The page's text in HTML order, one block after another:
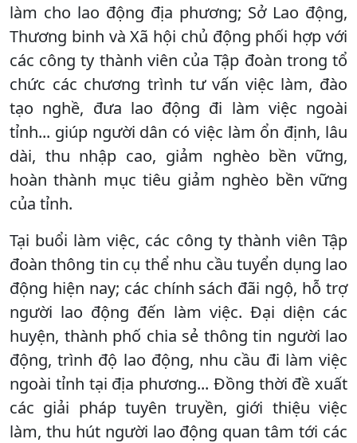
làm cho lao động địa phương; Sở Lao động,
Thương binh và Xã hội chủ động phối hợp với
các công ty thành viên của Tập đoàn trong tổ
chức các chương trình tư vấn việc làm, đào
tạo nghề, đưa lao động đi làm việc ngoài
tỉnh... giúp người dân có việc làm ổn định, lâu
dài, thu nhập cao, giảm nghèo bền vững,
hoàn thành mục tiêu giảm nghèo bền vững
của tỉnh.
Tại buổi làm việc, các công ty thành viên Tập
đoàn thông tin cụ thể nhu cầu tuyển dụng lao
động hiện nay; các chính sách đãi ngộ, hỗ trợ
người lao động đến làm việc. Đại diện các
huyện, thành phố chia sẻ thông tin người lao
động, trình độ lao động, nhu cầu đi làm việc
ngoài tỉnh tại địa phương... Đồng thời đề xuất
các giải pháp tuyên truyền, giới thiệu việc
làm, thu hút người lao động quan tâm tới các